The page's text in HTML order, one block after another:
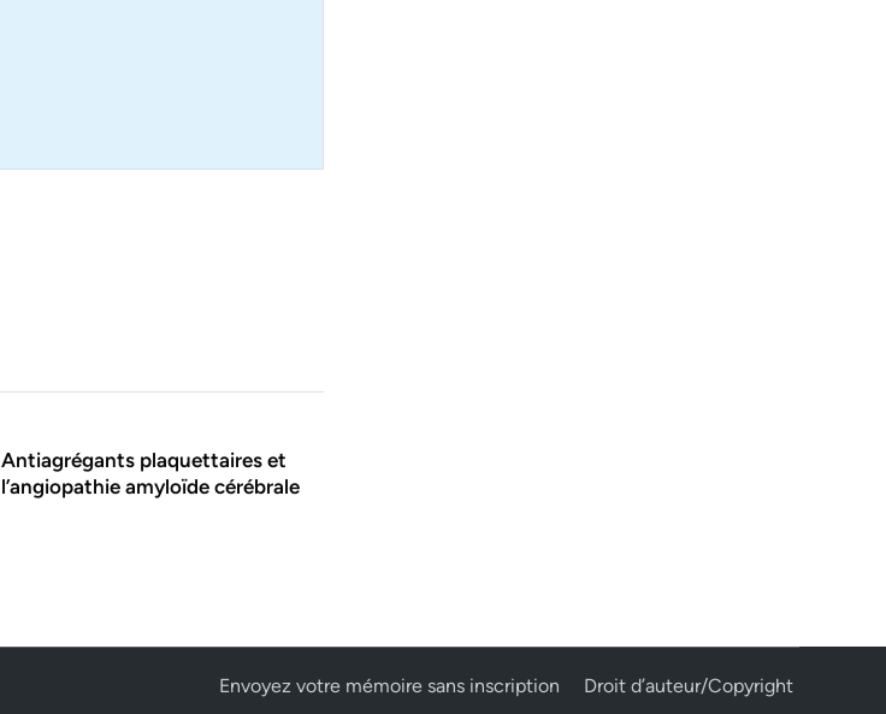
Antiagrégants plaquettaires et
l’angiopathie amyloïde cérébrale
Envoyez votre mémoire sans inscription Droit d’auteur/Copyright